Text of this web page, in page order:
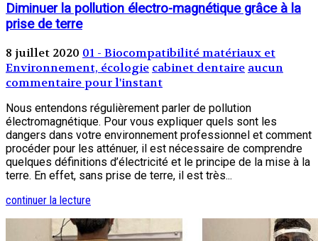
Diminuer la pollution électro-magnétique grâce à la
prise de terre
8 juillet 2020 01 - Biocompatibilité matériaux et
Environnement, écologie cabinet dentaire aucun
commentaire pour l'instant
Nous entendons régulièrement parler de pollution
électromagnétique. Pour vous expliquer quels sont les
dangers dans votre environnement professionnel et comment
procéder pour les atténuer, il est nécessaire de comprendre
quelques définitions d’électricité et le principe de la mise à la
terre. En effet, sans prise de terre, il est très...
continuer la lecture